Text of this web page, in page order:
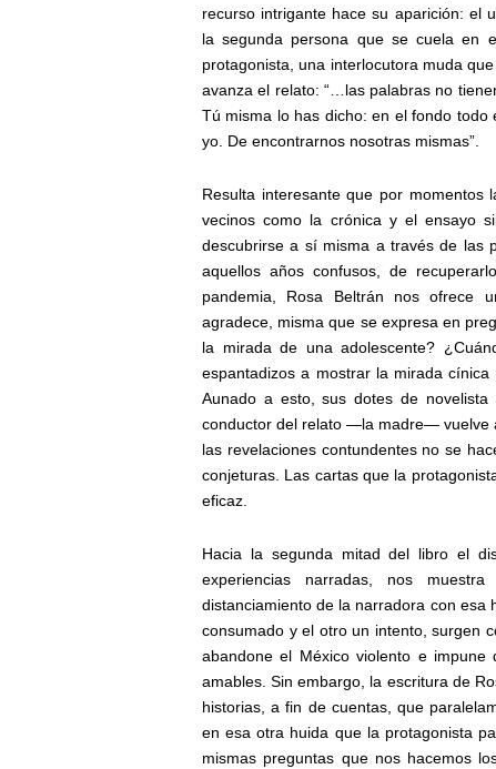
recurso intrigante hace su aparición: el
la segunda persona que se cuela en
protagonista, una interlocutora muda
avanza el relato: “…las palabras no
Tú misma lo has dicho: en el fondo
yo. De encontrarnos nosotras mismas”.
Resulta interesante que por momentos
vecinos como la crónica y el ensayo
descubrirse a sí misma a través de las
aquellos años confusos, de
pandemia, Rosa Beltrán nos ofrece
agradece, misma que se expresa en
la mirada de una adolescente?
espantadizos a mostrar la mirada
Aunado a esto, sus dotes de
conductor del relato —la madre— vuelve
las revelaciones contundentes no se
conjeturas. Las cartas que la
eficaz.
Hacia la segunda mitad del libro el
experiencias narradas, nos
distanciamiento de la narradora con esa
consumado y el otro un intento, surgen
abandone el México violento e
amables. Sin embargo, la escritura de
historias, a fin de cuentas, que
en esa otra huida que la protagonista
mismas preguntas que nos hacemos